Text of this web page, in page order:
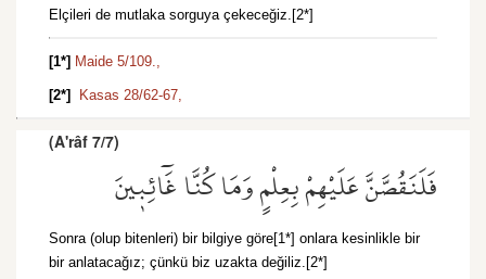
Elçileri de mutlaka sorguya çekeceğiz.[2*]
[1*] Maide 5/109.,
[2*] Kasas 28/62-67,
(A'râf 7/7)
فَلَنَقُصَّنَّ عَلَيْهِمْ بِعِلْمٍ وَمَا كُنَّا غَٓائِب۪ينَ
Sonra (olup bitenleri) bir bilgiye göre[1*] onlara kesinlikle bir
bir anlatacağız; çünkü biz uzakta değiliz.[2*]